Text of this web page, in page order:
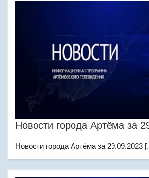
Новости города Артёма за
Новости города Артёма за 29.09.2023